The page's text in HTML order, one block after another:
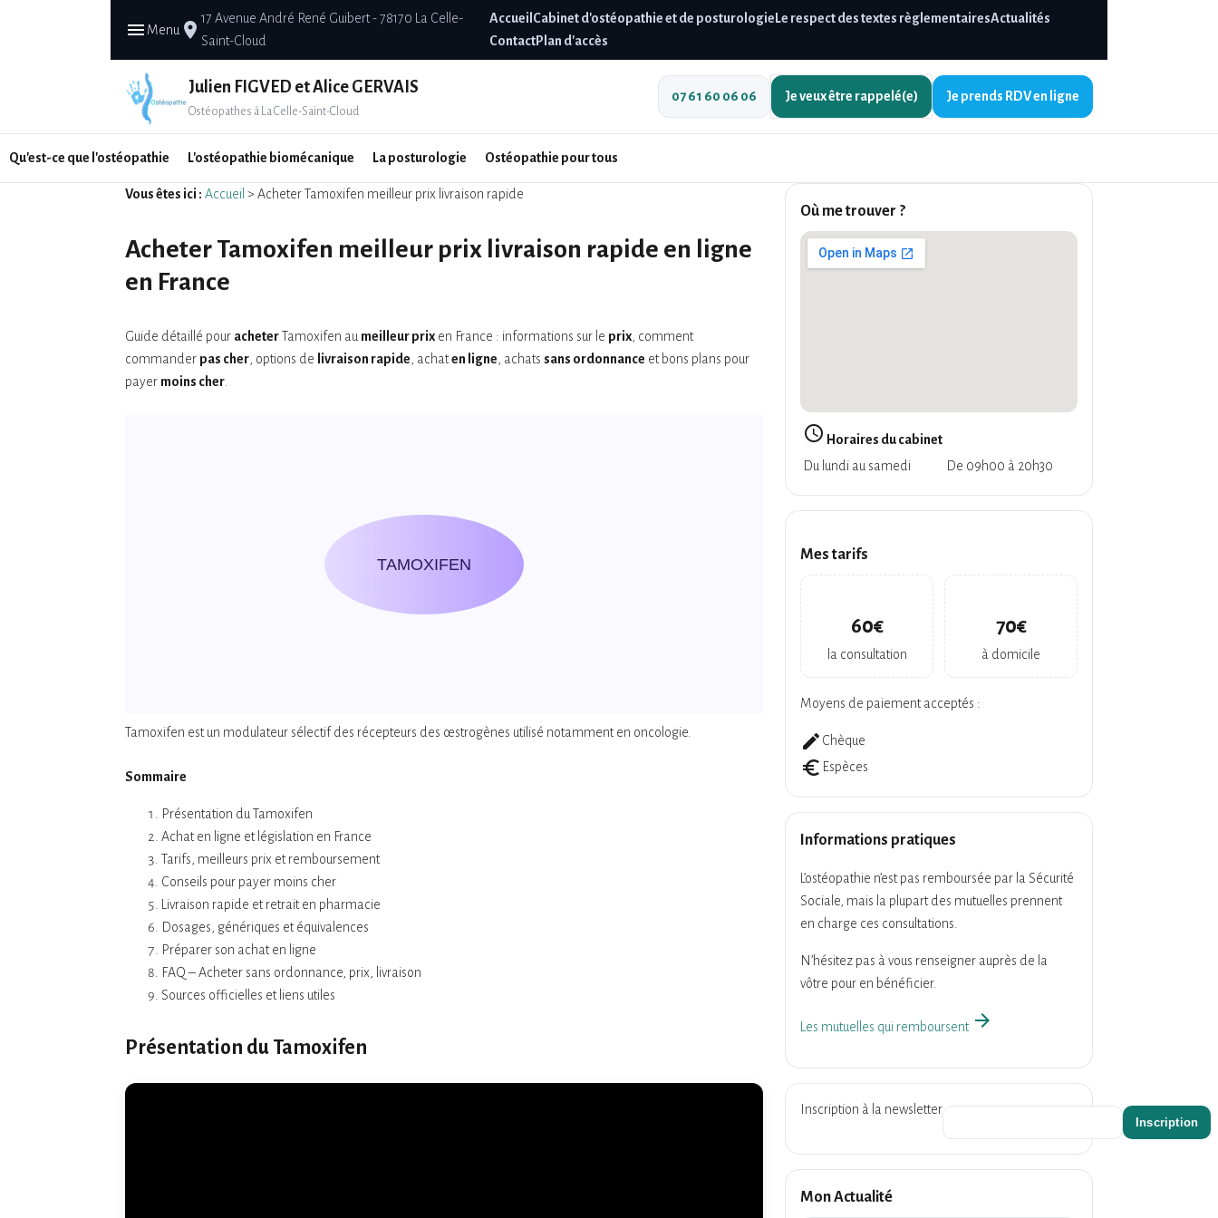
menu Menu place
17 Avenue André René Guibert - 78170 La Celle-
Saint-Cloud
Accueil Cabinet d'ostéopathie et de posturologie Le respect des textes règlementairesActualités
ContactPlan d'accès
Julien FIGVED et Alice GERVAIS
Ostéopathes à La Celle-Saint-Cloud
07 61 60 06 06 Je veux être rappelé(e) Je prends RDV en ligne
Qu'est-ce que l'ostéopathie L'ostéopathie biomécanique La posturologie Ostéopathie pour tous
Vous êtes ici : Accueil > Acheter Tamoxifen meilleur prix livraison rapide
Acheter Tamoxifen meilleur prix livraison rapide en ligne
en France
Guide détaillé pour acheterTamoxifen au meilleur prix en France : informations sur le prix , comment
commander pas cher , options de livraison rapide , achaten ligne , achats sans ordonnance et bons plans pour
payer moins cher
TAMOXIFEN
Tamoxifen est un modulateur sélectif des récepteurs des œstrogènes utilisé notamment en oncologie.
Sommaire
Présentation du Tamoxifen
Achat en ligne et législation en France
Tarifs, meilleurs prix et remboursement
Conseils pour payer moins cher
Livraison rapide et retrait en pharmacie
Dosages, génériques et équivalences
Préparer son achat en ligne
FAQ – Acheter sans ordonnance, prix, livraison
Sources officielles et liens utiles
Présentation du Tamoxifen
Où me trouver ?
query_builder Horaires du cabinet
Du lundi au samedi
De 09h00 à 20h30
Mes tarifs
60€
la consultation
70€
à domicile
Moyens de paiement acceptés :
create Chèque
euro_symbol Espèces
Informations pratiques
L’ostéopathie n’est pas remboursée par la Sécurité
Sociale, mais la plupart des mutuelles prennent
en charge ces consultations.
N’hésitez pas à vous renseigner auprès de la
vôtre pour en bénéficier.
Les mutuelles qui remboursent arrow_forward
Inscription à la newsletter
Mon Actualité